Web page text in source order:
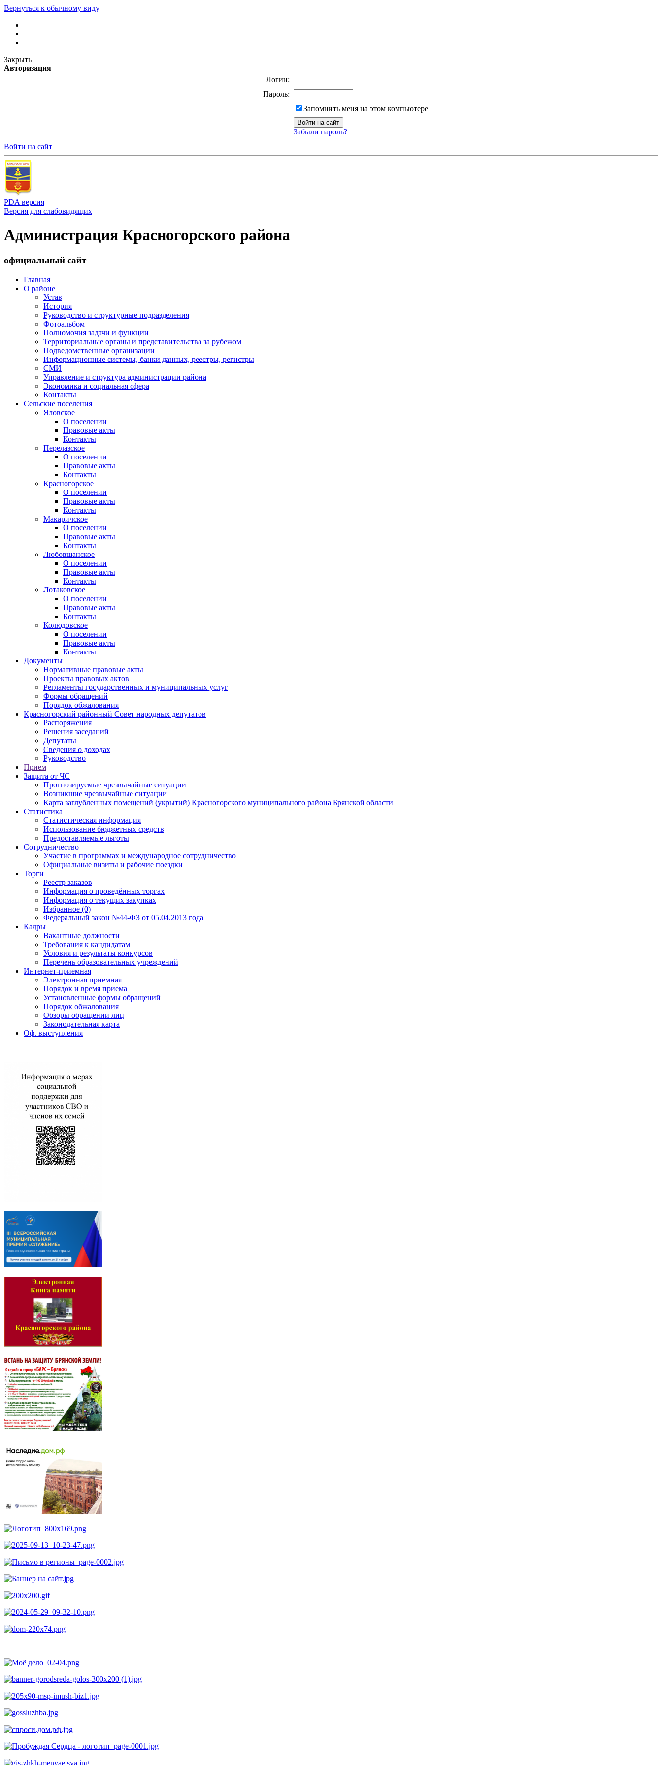
Вернуться к обычному виду
Закрыть
Авторизация
Логин:
Пароль:
Запомнить меня на этом компьютере
Забыли пароль?
Войти на сайт
PDA версия
Версия для слабовидящих
Администрация Красногорского района
официальный сайт
Главная
О районе
Устав
История
Руководство и структурные подразделения
Фотоальбом
Полномочия задачи и функции
Территориальные органы и представительства за рубежом
Подведомственные организации
Информационные системы, банки данных, реестры, регистры
СМИ
Управление и структура администрации района
Экономика и социальная сфера
Контакты
Сельские поселения
Яловское
О поселении
Правовые акты
Контакты
Перелазское
О поселении
Правовые акты
Контакты
Красногорское
О поселении
Правовые акты
Контакты
Макаричское
О поселении
Правовые акты
Контакты
Любовшанское
О поселении
Правовые акты
Контакты
Лотаковское
О поселении
Правовые акты
Контакты
Колюдовское
О поселении
Правовые акты
Контакты
Документы
Нормативные правовые акты
Проекты правовых актов
Регламенты государственных и муниципальных услуг
Формы обращений
Порядок обжалования
Красногорский районный Совет народных депутатов
Распоряжения
Решения заседаний
Депутаты
Сведения о доходах
Руководство
Прием
Защита от ЧС
Прогнозируемые чрезвычайные ситуации
Возникшие чрезвычайные ситуации
Карта заглубленных помещений (укрытий) Красногорского муниципального района Брянской области
Статистика
Статистическая информация
Использование бюджетных средств
Предоставляемые льготы
Сотрудничество
Участие в программах и международное сотрудничество
Официальные визиты и рабочие поездки
Торги
Реестр заказов
Информация о проведённых торгах
Информация о текущих закупках
Избранное (0)
Федеральный закон №44-ФЗ от 05.04.2013 года
Кадры
Вакантные должности
Требования к кандидатам
Условия и результаты конкурсов
Перечень образовательных учреждений
Интернет-приемная
Электронная приемная
Порядок и время приема
Установленные формы обращений
Порядок обжалования
Обзоры обращений лиц
Законодательная карта
Оф. выступления